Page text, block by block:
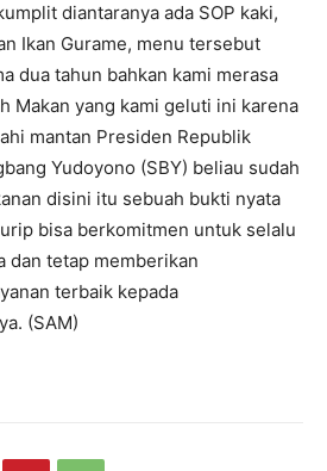
diantaranya ada SOP kaki,
Ikan Gurame, menu tersebut
dua tahun bahkan kami merasa
Makan yang kami geluti ini karena
mantan Presiden Republik
Yudoyono (SBY) beliau sudah
disini itu sebuah bukti nyata
bisa berkomitmen untuk selalu
dan tetap memberikan
terbaik kepada
(SAM)